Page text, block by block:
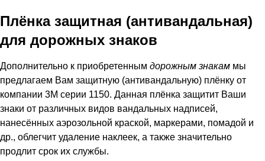
Плёнка защитная (антивандальная)
для дорожных знаков
Дополнительно к приобретенным дорожным знакам мы
предлагаем Вам защитную (антивандальную) плёнку от
компании 3M серии 1150. Данная плёнка защитит Ваши
знаки от различных видов вандальных надписей,
нанесённых аэрозольной краской, маркерами, помадой и
др., облегчит удаление наклеек, а также значительно
продлит срок их службы.